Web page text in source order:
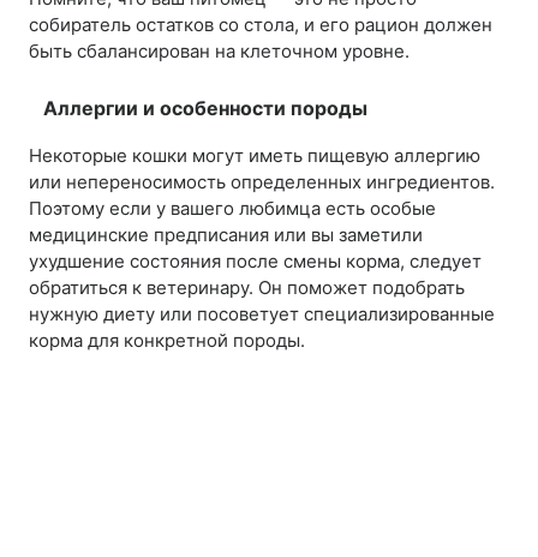
собиратель остатков со стола, и его рацион должен
быть сбалансирован на клеточном уровне.
Аллергии и особенности породы
Некоторые кошки могут иметь пищевую аллергию
или непереносимость определенных ингредиентов.
Поэтому если у вашего любимца есть особые
медицинские предписания или вы заметили
ухудшение состояния после смены корма, следует
обратиться к ветеринару. Он поможет подобрать
нужную диету или посоветует специализированные
корма для конкретной породы.